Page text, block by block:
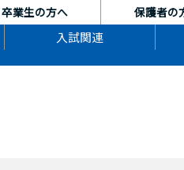
卒業生の方へ 保護者の
入試関連